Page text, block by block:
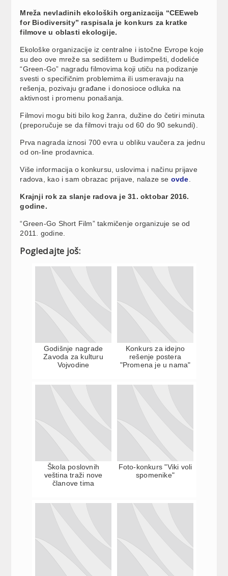
Mreža nevladinih ekoloških organizacija “CEEweb
for Biodiversity” raspisala je konkurs za kratke
filmove u oblasti ekologije.
Ekološke organizacije iz centralne i istočne Evrope koje
su deo ove mreže sa sedištem u Budimpešti, dodeliće
“Green-Go” nagradu filmovima koji utiču na podizanje
svesti o specifičnim problemima ili usmeravaju na
rešenja, pozivaju građane i donosioce odluka na
aktivnost i promenu ponašanja.
Filmovi mogu biti bilo kog žanra, dužine do četiri minuta
(preporučuje se da filmovi traju od 60 do 90 sekundi).
Prva nagrada iznosi 700 evra u obliku vaučera za jednu
od on-line prodavnica.
Više informacija o konkursu, uslovima i načinu prijave
radova, kao i sam obrazac prijave, nalaze se ovde
Krajnji rok za slanje radova je 31. oktobar 2016.
godine.
“Green-Go Short Film” takmičenje organizuje se od
2011. godine.
Pogledajte još:
Godišnje nagrade
Zavoda za kulturu
Vojvodine
Konkurs za idejno
rešenje postera
"Promena je u nama"
Škola poslovnih
veština traži nove
članove tima
Foto-konkurs "Viki voli
spomenike"